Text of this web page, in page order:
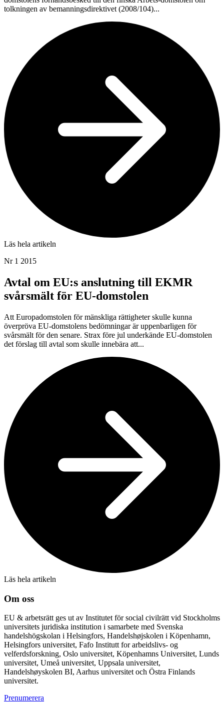
tolkningen av bemanningsdirektivet (2008/104)...
Läs hela artikeln
Nr 1 2015
Avtal om EU:s anslutning till EKMR
svårsmält för EU-domstolen
Att Europadomstolen för mänskliga rättigheter skulle kunna
överpröva EU-domstolens bedömningar är uppenbarligen för
svårsmält för den senare. Strax före jul underkände EU-domstolen
det förslag till avtal som skulle innebära att...
Läs hela artikeln
Om oss
EU & arbetsrätt ges ut av Institutet för social civilrätt vid Stockholms
universitets juridiska institution i samarbete med Svenska
handelshögskolan i Helsingfors, Handelshøjskolen i Köpenhamn,
Helsingfors universitet, Fafo Institutt for arbeidslivs- og
velferdsforskning, Oslo universitet, Köpenhamns Universitet, Lunds
universitet, Umeå universitet, Uppsala universitet,
Handelshøyskolen BI, Aarhus universitet och Östra Finlands
universitet.
Prenumerera